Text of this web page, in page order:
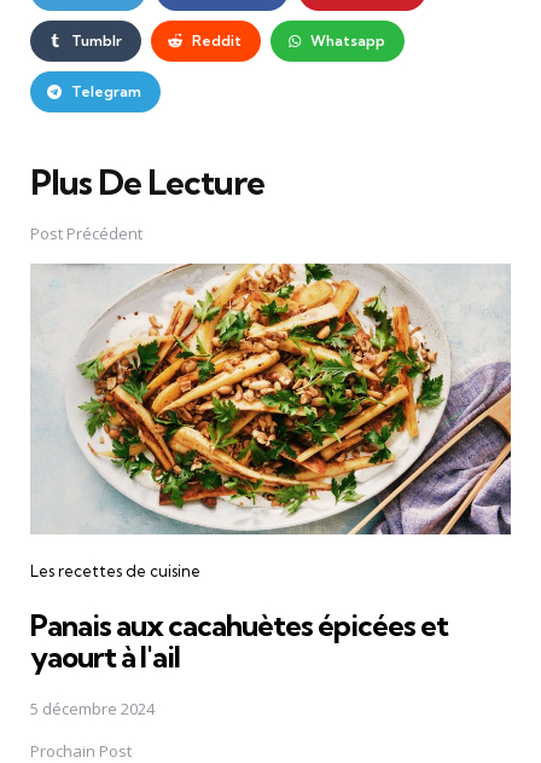
Tumblr Reddit Whatsapp
Telegram
Plus De Lecture
Post
navigation
Post Précédent
Les recettes de cuisine
Panais aux cacahuètes épicées et
yaourt à l'ail
5 décembre 2024
Prochain Post